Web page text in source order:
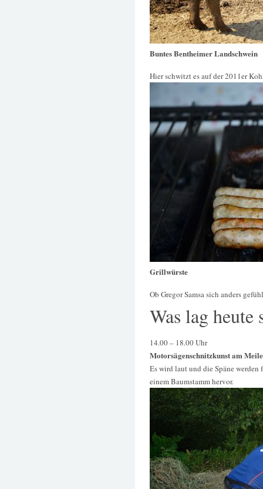
Buntes Bentheimer Landschwein
Hier schwitzt es auf der 2011er
Grillwürste
Ob Gregor Samsa sich anders
Was lag heute
14.00 – 18.00 Uhr
Motorsägenschnitzkunst am
Es wird laut und die Späne
einem Baumstamm hervor.